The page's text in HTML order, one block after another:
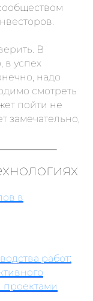
В
в успех
надо
смотреть
пойти не
замечательно,
в
работ: